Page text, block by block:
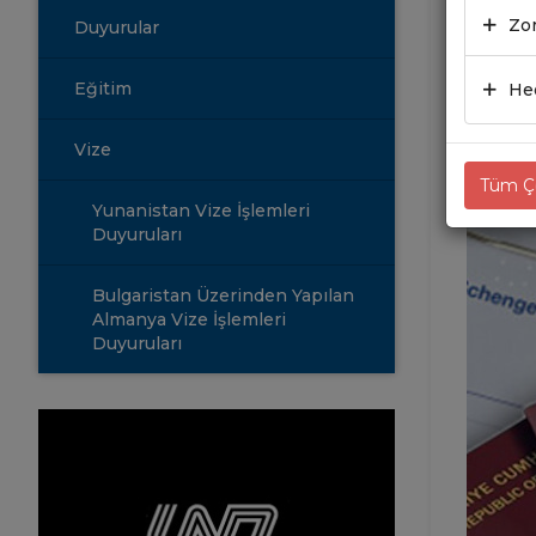
Duyurular
Eğitim
Vize
Yunanistan Vize İşlemleri
Duyuruları
Bulgaristan Üzerinden Yapılan
Almanya Vize İşlemleri
Duyuruları
Tüm